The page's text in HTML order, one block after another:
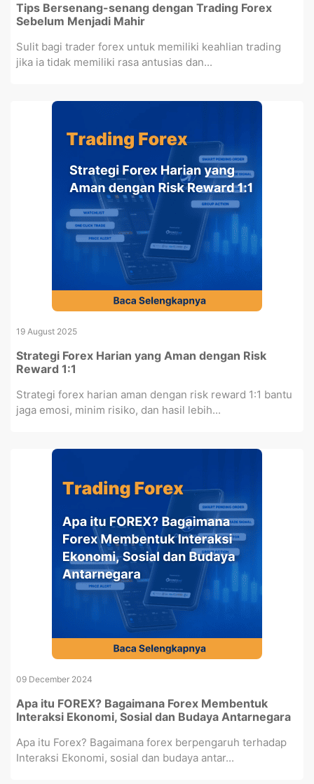
Tips Bersenang-senang dengan Trading Forex
Sebelum Menjadi Mahir
Sulit bagi trader forex untuk memiliki keahlian trading
jika ia tidak memiliki rasa antusias dan...
19 August 2025
Strategi Forex Harian yang Aman dengan Risk
Reward 1:1
Strategi forex harian aman dengan risk reward 1:1 bantu
jaga emosi, minim risiko, dan hasil lebih...
09 December 2024
Apa itu FOREX? Bagaimana Forex Membentuk
Interaksi Ekonomi, Sosial dan Budaya Antarnegara
Apa itu Forex? Bagaimana forex berpengaruh terhadap
Interaksi Ekonomi, sosial dan budaya antar...